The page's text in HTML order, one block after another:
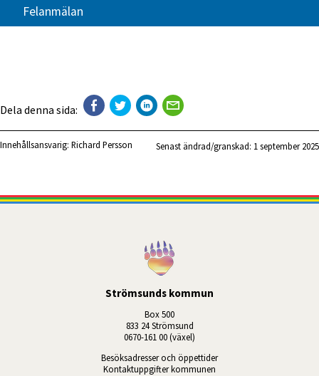
Felanmälan
Dela denna sida:
Innehållsansvarig: Richard Persson Senast ändrad/granskad: 1 september 2025
Strömsunds kommun
Box 500
833 24 Strömsund
0670-161 00 (växel)
Besöksadresser och öppettider
Kontaktuppgifter kommunen